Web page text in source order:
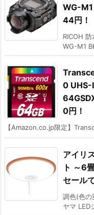
WG-M1
44円！
RICOH
WG-M1
0 UHS-
0円！
【Amazon.co.jp限定】
アイリ
ト ～6
セール
調色(色の
ヤマ LED